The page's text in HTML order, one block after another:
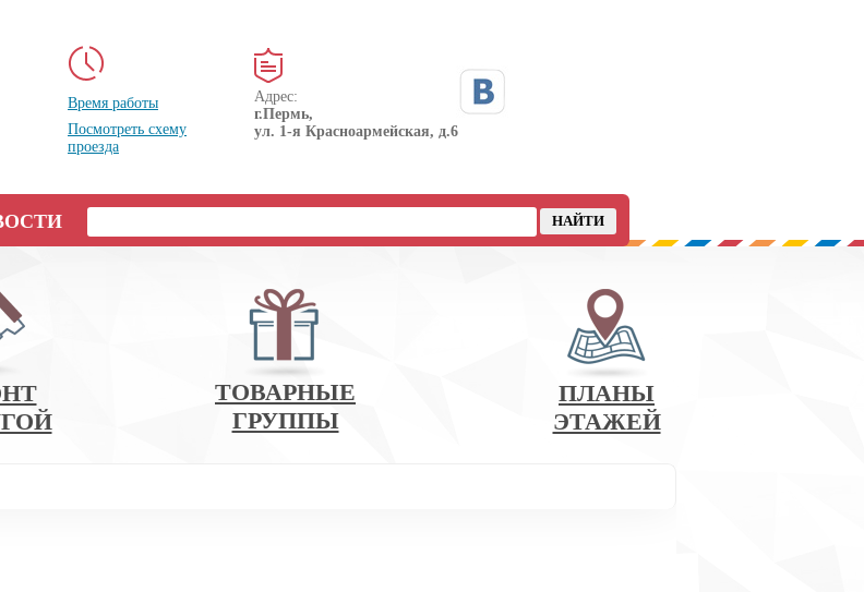
Время работы
Посмотреть схему
проезда
Адрес:
г.Пермь,
ул. 1-я Красноармейская, д.6
ТОВАРНЫЕ
ГРУППЫ
ПЛАНЫ
ЭТАЖЕЙ